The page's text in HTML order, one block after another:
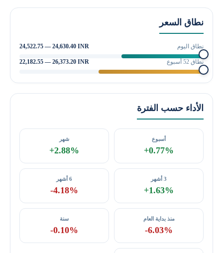
نطاق السعر
نطاق اليوم 24,522.75 — 24,630.40 INR
نطاق 52 أسبوع 22,182.55 — 26,373.20 INR
الأداء حسب الفترة
أسبوع
+0.77%
شهر
+2.88%
3 أشهر
+1.63%
6 أشهر
-4.18%
منذ بداية العام
-6.03%
سنة
-0.10%